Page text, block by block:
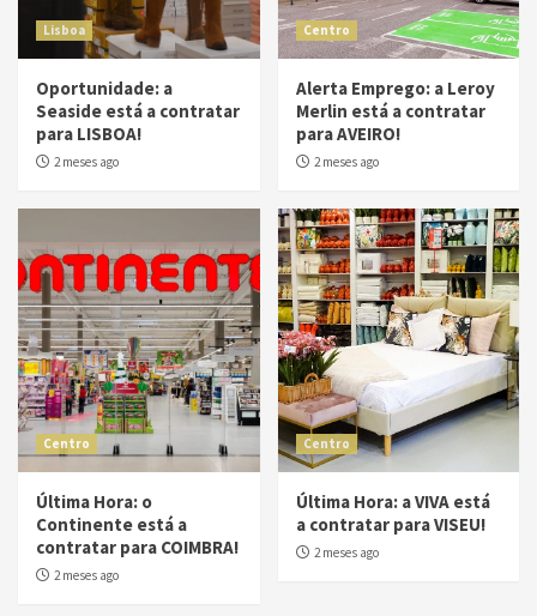
Lisboa
Oportunidade: a
Seaside está a contratar
para LISBOA!
2 meses ago
Centro
Alerta Emprego: a Leroy
Merlin está a contratar
para AVEIRO!
2 meses ago
Centro
Última Hora: o
Continente está a
contratar para COIMBRA!
2 meses ago
Centro
Última Hora: a VIVA está
a contratar para VISEU!
2 meses ago